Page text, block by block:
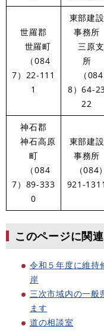
世羅郡
世羅町
（084
7）22-111
1
東部建設
事務所
三原支
所
（084
8）64-
22
神石郡
神石高原
町
（084
7）89-333
0
東部建設
事務所
（084）
921-1311
このページに関
令和５年度に維持
岸
三次市域内の一般
ます
道の相談室